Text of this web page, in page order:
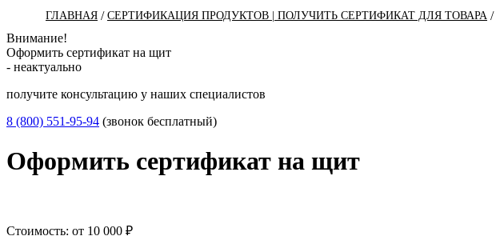
ГЛАВНАЯ / СЕРТИФИКАЦИЯ ПРОДУКТОВ | ПОЛУЧИТЬ СЕРТИФИКАТ ДЛЯ ТОВАРА /
Внимание!
Оформить сертификат на щит
- неактуально
получите консультацию у наших специалистов
8 (800) 551-95-94 (звонок бесплатный)
Оформить сертификат на щит
Стоимость: от 10 000 ₽